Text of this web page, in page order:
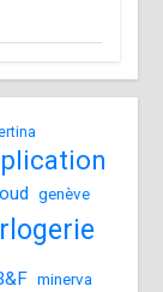
genève
minerva